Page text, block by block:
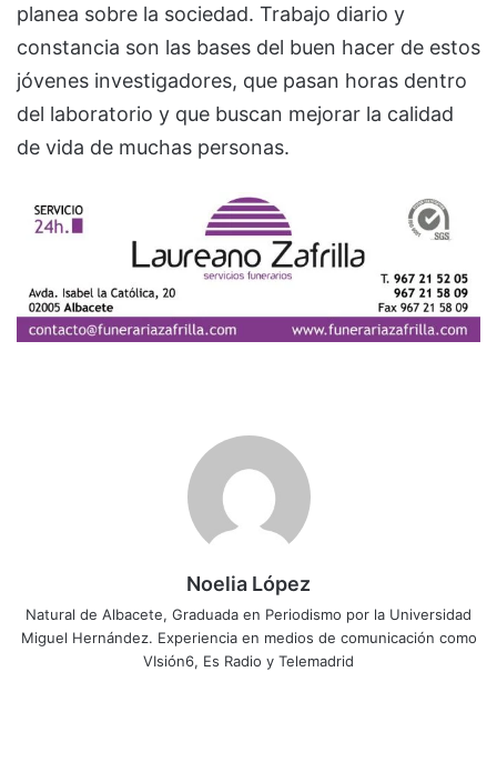
planea sobre la sociedad. Trabajo diario y
constancia son las bases del buen hacer de estos
jóvenes investigadores, que pasan horas dentro
del laboratorio y que buscan mejorar la calidad
de vida de muchas personas.
Noelia López
Natural de Albacete, Graduada en Periodismo por la Universidad
Miguel Hernández. Experiencia en medios de comunicación como
VIsión6, Es Radio y Telemadrid